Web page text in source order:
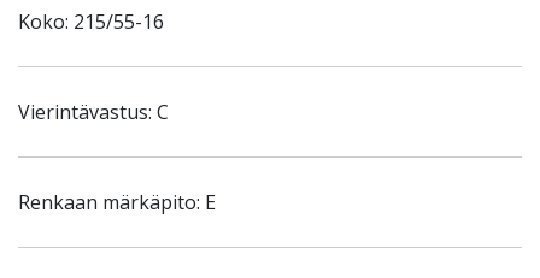
Koko: 215/55-16
Vierintävastus: C
Renkaan märkäpito: E